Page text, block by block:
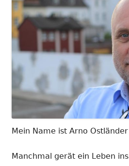
Mein Name ist Arno Ostländer
Manchmal gerät ein Leben